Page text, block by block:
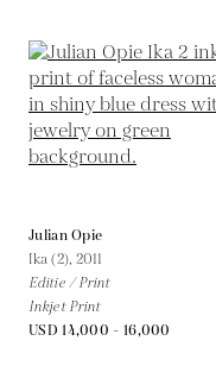
Julian Opie
Ika (2), 2011
Editie / Print
Inkjet Print
USD 14,000 - 16,000